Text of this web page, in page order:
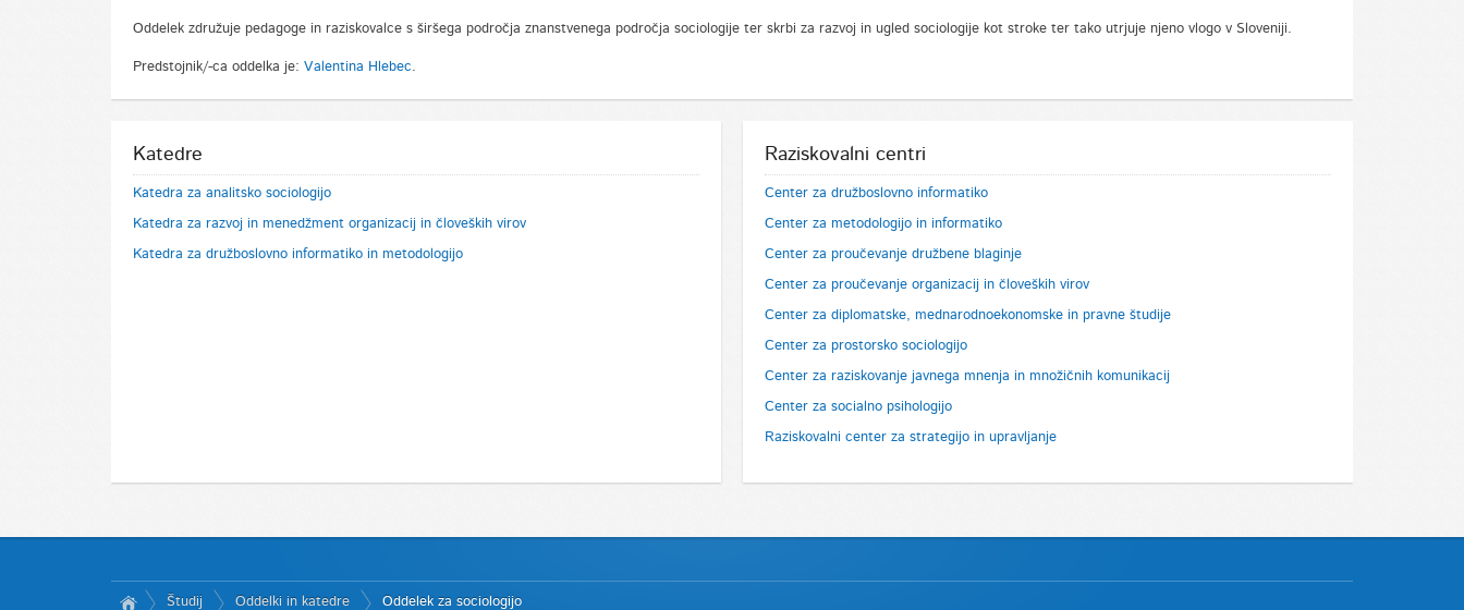
Oddelek združuje pedagoge in raziskovalce s širšega področja znanstvenega področja sociologije ter skrbi za razvoj in ugled sociologije kot stroke ter tako utrjuje njeno vlogo v Sloveniji.
Predstojnik/-ca oddelka je: Valentina Hlebec.
Katedre
Katedra za analitsko sociologijo
Katedra za razvoj in menedžment organizacij in človeških virov
Katedra za družboslovno informatiko in metodologijo
Raziskovalni centri
Center za družboslovno informatiko
Center za metodologijo in informatiko
Center za proučevanje družbene blaginje
Center za proučevanje organizacij in človeških virov
Center za diplomatske, mednarodnoekonomske in pravne študije
Center za prostorsko sociologijo
Center za raziskovanje javnega mnenja in množičnih komunikacij
Center za socialno psihologijo
Raziskovalni center za strategijo in upravljanje
Študij Oddelki in katedre Oddelek za sociologijo